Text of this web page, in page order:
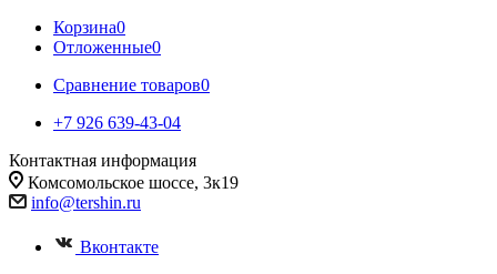
Корзина0
Отложенные0
Сравнение товаров0
+7 926 639-43-04
Контактная информация
Комсомольское шоссе, 3к19
info@tershin.ru
Вконтакте